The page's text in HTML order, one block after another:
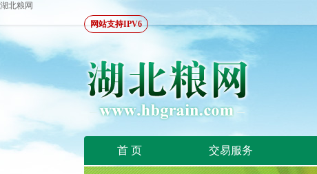
湖北粮网
网站支持IPV6
首 页 交易服务